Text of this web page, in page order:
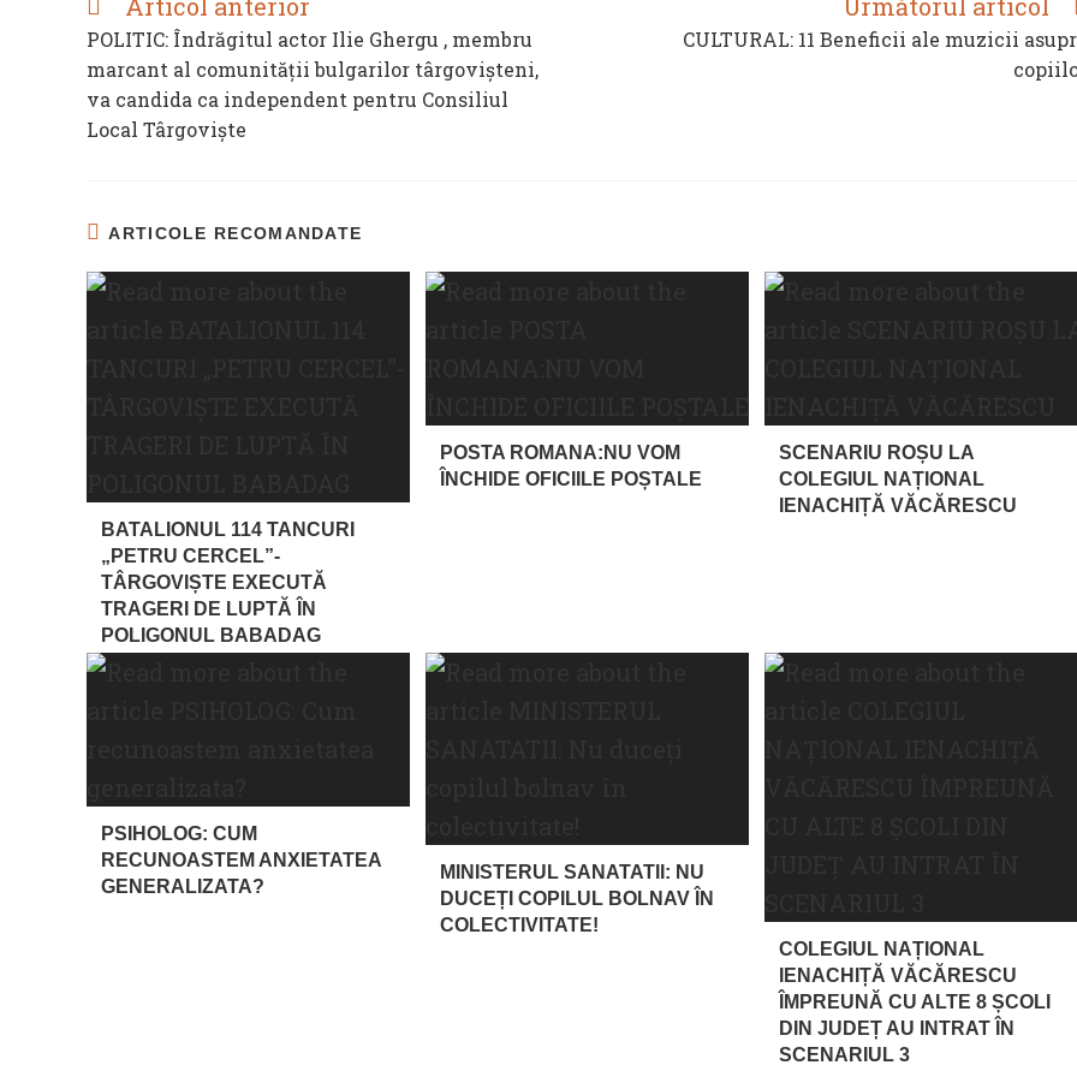
ARTICLES
POLITIC: Îndrăgitul actor Ilie Ghergu , membru
marcant al comunității bulgarilor târgovișteni,
va candida ca independent pentru Consiliul
Local Târgoviște
CULTURAL: 11 Beneficii ale muzicii
ARTICOLE RECOMANDATE
BATALIONUL 114 TANCURI
„PETRU CERCEL”-
TÂRGOVIȘTE EXECUTĂ
TRAGERI DE LUPTĂ ÎN
POLIGONUL BABADAG
POSTA ROMANA:NU VOM
ÎNCHIDE OFICIILE POȘTALE
SCENARIU ROȘU LA
COLEGIUL NAȚIONAL
IENACHIȚĂ VĂCĂRESCU
PSIHOLOG: CUM
RECUNOASTEM ANXIETATEA
GENERALIZATA?
MINISTERUL SANATATII: NU
DUCEȚI COPILUL BOLNAV ÎN
COLECTIVITATE!
COLEGIUL NAȚIONAL
IENACHIȚĂ VĂCĂRESCU
ÎMPREUNĂ CU ALTE 8 ȘCOLI
DIN JUDEȚ AU INTRAT ÎN
SCENARIUL 3